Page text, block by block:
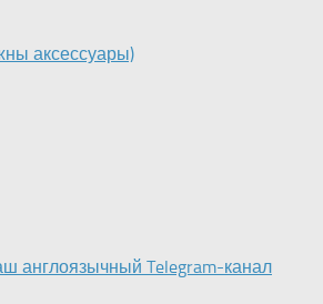
аксессуары)
англоязычный Telegram-канал